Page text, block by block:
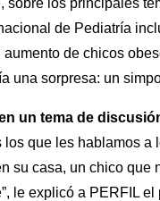
de Pediatría
de chicos
una sorpresa: un
un tema de
los que les hablamos
su casa, un chico
le explicó a PERFIL el